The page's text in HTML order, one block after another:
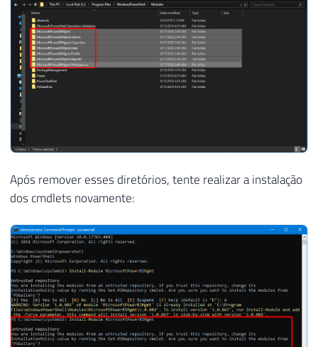
Após remover esses diretórios, tente realizar a instalação
dos cmdlets novamente: